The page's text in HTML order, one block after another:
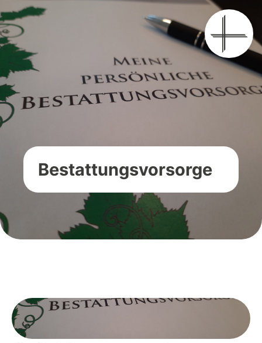
Bestattungsvorsorge